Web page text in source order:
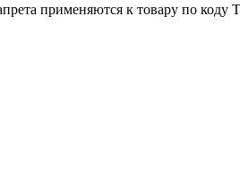
применяются к товару по